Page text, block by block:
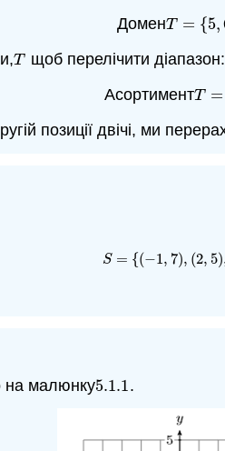
ДоменT = {5,
T={5 ,6,
T
T щоб перелічити діапазон:
АсортиментT =
T={3
позиції двічі, ми
S = {(−1, 7), (2, 5)
S = {(−1, 7),( 2,5 ),(
на малюнку5.1.1
5.1.1.